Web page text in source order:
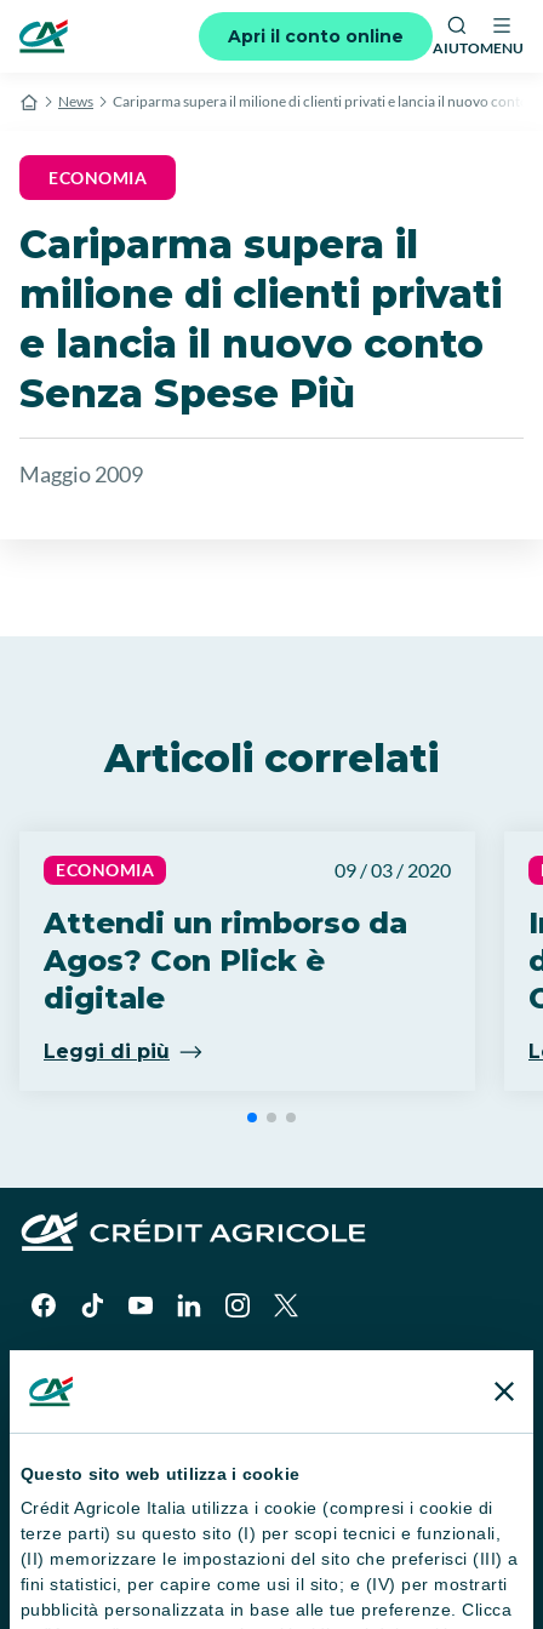
Questo sito web utilizza i cookie
Crédit Agricole Italia utilizza i cookie (compresi i cookie di
terze parti) su questo sito (I) per scopi tecnici e funzionali,
(II) memorizzare le impostazioni del sito che preferisci (III) a
fini statistici, per capire come usi il sito; e (IV) per mostrarti
pubblicità personalizzata in base alle tue preferenze. Clicca
Apri il conto online
AIUTOMENU
News Cariparma supera il milione di clienti privati e lancia il nuovo conto
ECONOMIA
Cariparma supera il
milione di clienti privati
e lancia il nuovo conto
Senza Spese Più
Maggio 2009
Articoli correlati
ECONOMIA 09 / 03 / 2020
Attendi un rimborso da
Agos? Con Plick è
digitale
Leggi di più
Trova filiali
Contattaci
Domande frequenti